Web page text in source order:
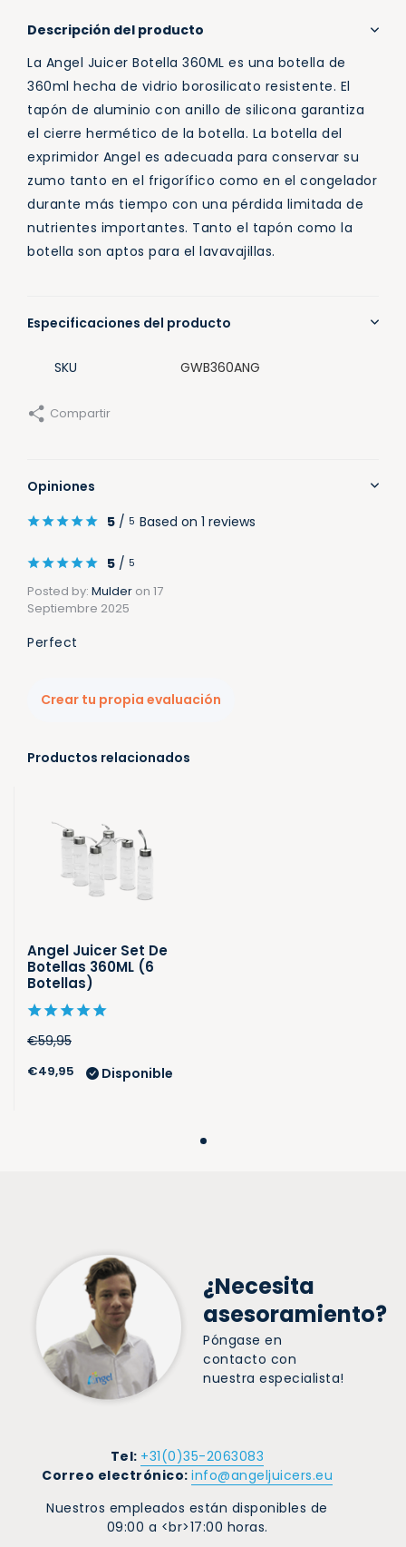
Descripción del producto
La Angel Juicer Botella 360ML es una botella de
360ml hecha de vidrio borosilicato resistente. El
tapón de aluminio con anillo de silicona garantiza
el cierre hermético de la botella. La botella del
exprimidor Angel es adecuada para conservar su
zumo tanto en el frigorífico como en el congelador
durante más tiempo con una pérdida limitada de
nutrientes importantes. Tanto el tapón como la
botella son aptos para el lavavajillas.
Especificaciones del producto
SKU GWB360ANG
Compartir
Opiniones
5 / 5 Based on 1 reviews
5 / 5
Posted by: Mulder on 17
Septiembre 2025
Perfect
Crear tu propia evaluación
Productos relacionados
Angel Juicer Set De
Botellas 360ML (6
Botellas)
€59,95
€49,95 Disponible
¿Necesita
asesoramiento?
Póngase en
contacto con
nuestra especialista!
Tel: +31(0)35-2063083
Correo electrónico: info@angeljuicers.eu
Nuestros empleados están disponibles de
09:00 a <br>17:00 horas.